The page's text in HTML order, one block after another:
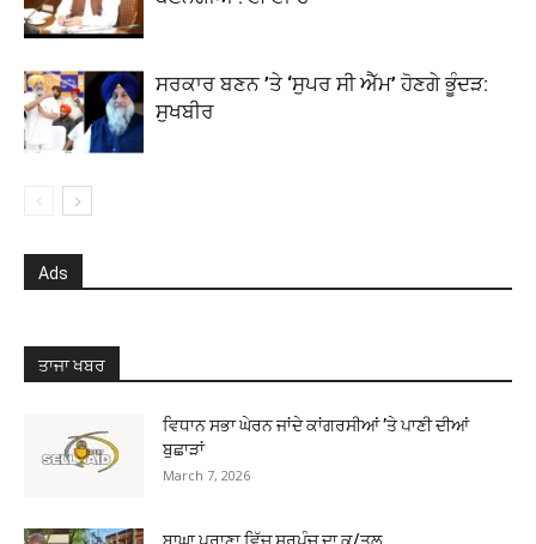
ਸਰਕਾਰ ਬਣਨ ’ਤੇ ‘ਸੁਪਰ ਸੀ ਐੱਮ’ ਹੋਣਗੇ ਭੂੰਦੜ:
ਸੁਖਬੀਰ
Ads
ਤਾਜਾ ਖਬਰ
ਵਿਧਾਨ ਸਭਾ ਘੇਰਨ ਜਾਂਦੇ ਕਾਂਗਰਸੀਆਂ ’ਤੇ ਪਾਣੀ ਦੀਆਂ
ਬੁਛਾੜਾਂ
March 7, 2026